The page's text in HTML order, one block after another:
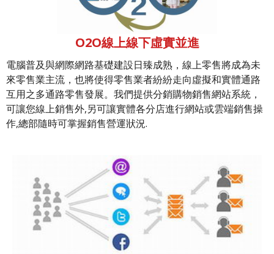
O2O線上線下虛實並進
電腦普及與網際網路基礎建設日臻成熟，線上零售將成為未
來零售業主流，也將使得零售業者紛紛走向虛擬和實體通路
互用之多通路零售發展。我們提供分銷購物銷售網站系統，
可讓您線上銷售外,另可讓實體各分店進行網站或雲端銷售操
作,總部隨時可掌握銷售營運狀況.